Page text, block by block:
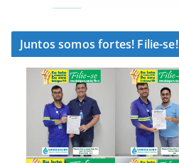
Juntos somos fortes! Filie-se!